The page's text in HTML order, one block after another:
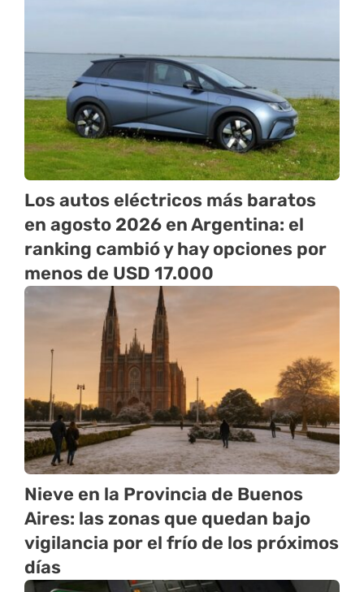
Los autos eléctricos más baratos
en agosto 2026 en Argentina: el
ranking cambió y hay opciones por
menos de USD 17.000
Nieve en la Provincia de Buenos
Aires: las zonas que quedan bajo
vigilancia por el frío de los próximos
días